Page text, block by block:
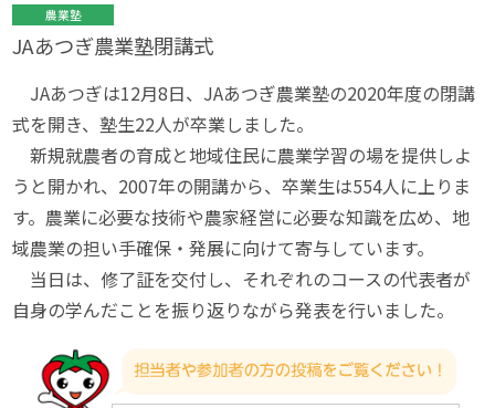
農業塾
JAあつぎ農業塾閉講式
JAあつぎは12月8日、JAあつぎ農業塾の2020年度の閉講
式を開き、塾生22人が卒業しました。
新規就農者の育成と地域住民に農業学習の場を提供しよ
うと開かれ、2007年の開講から、卒業生は554人に上りま
す。農業に必要な技術や農家経営に必要な知識を広め、地
域農業の担い手確保・発展に向けて寄与しています。
当日は、修了証を交付し、それぞれのコースの代表者が
自身の学んだことを振り返りながら発表を行いました。